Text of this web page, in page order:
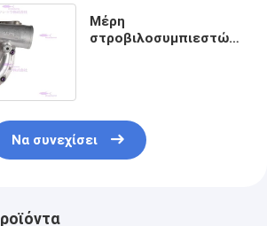
Μέρη
στροβιλοσυμπιεστών
Να συνεχίσει